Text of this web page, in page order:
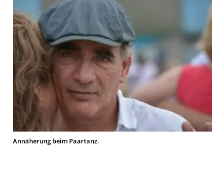
Annäherung beim Paartanz.